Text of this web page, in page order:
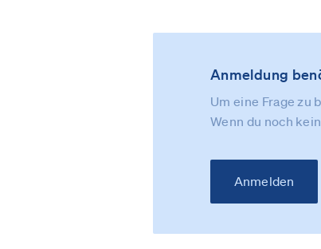
Anmeldung
Um eine Frage zu
Wenn du noch
Anmelden